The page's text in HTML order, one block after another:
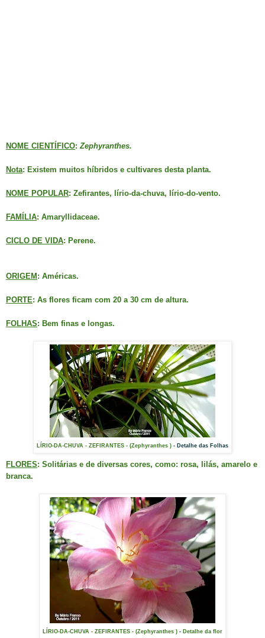
NOME CIENTÍFICO: Zephyranthes.
Nota: Existem muitos híbridos e cultivares desta planta.
NOME POPULAR: Zefirantes, lírio-da-chuva, lírio-do-vento.
FAMÍLIA: Amaryllidaceae.
CICLO DE VIDA: Perene.
ORIGEM: Américas.
PORTE: As flores ficam com 20 a 30 cm de altura.
FOLHAS: Bem finas e longas.
LÍRIO-DA-CHUVA - ZEFIRANTES - (Zephyranthes ) - Detalhe das Folhas
FLORES: Solitárias e de diversas cores, como: rosa, lilás, amarelo e
branca.
LÍRIO-DA-CHUVA - ZEFIRANTES - (Zephyranthes ) - Detalhe da flor